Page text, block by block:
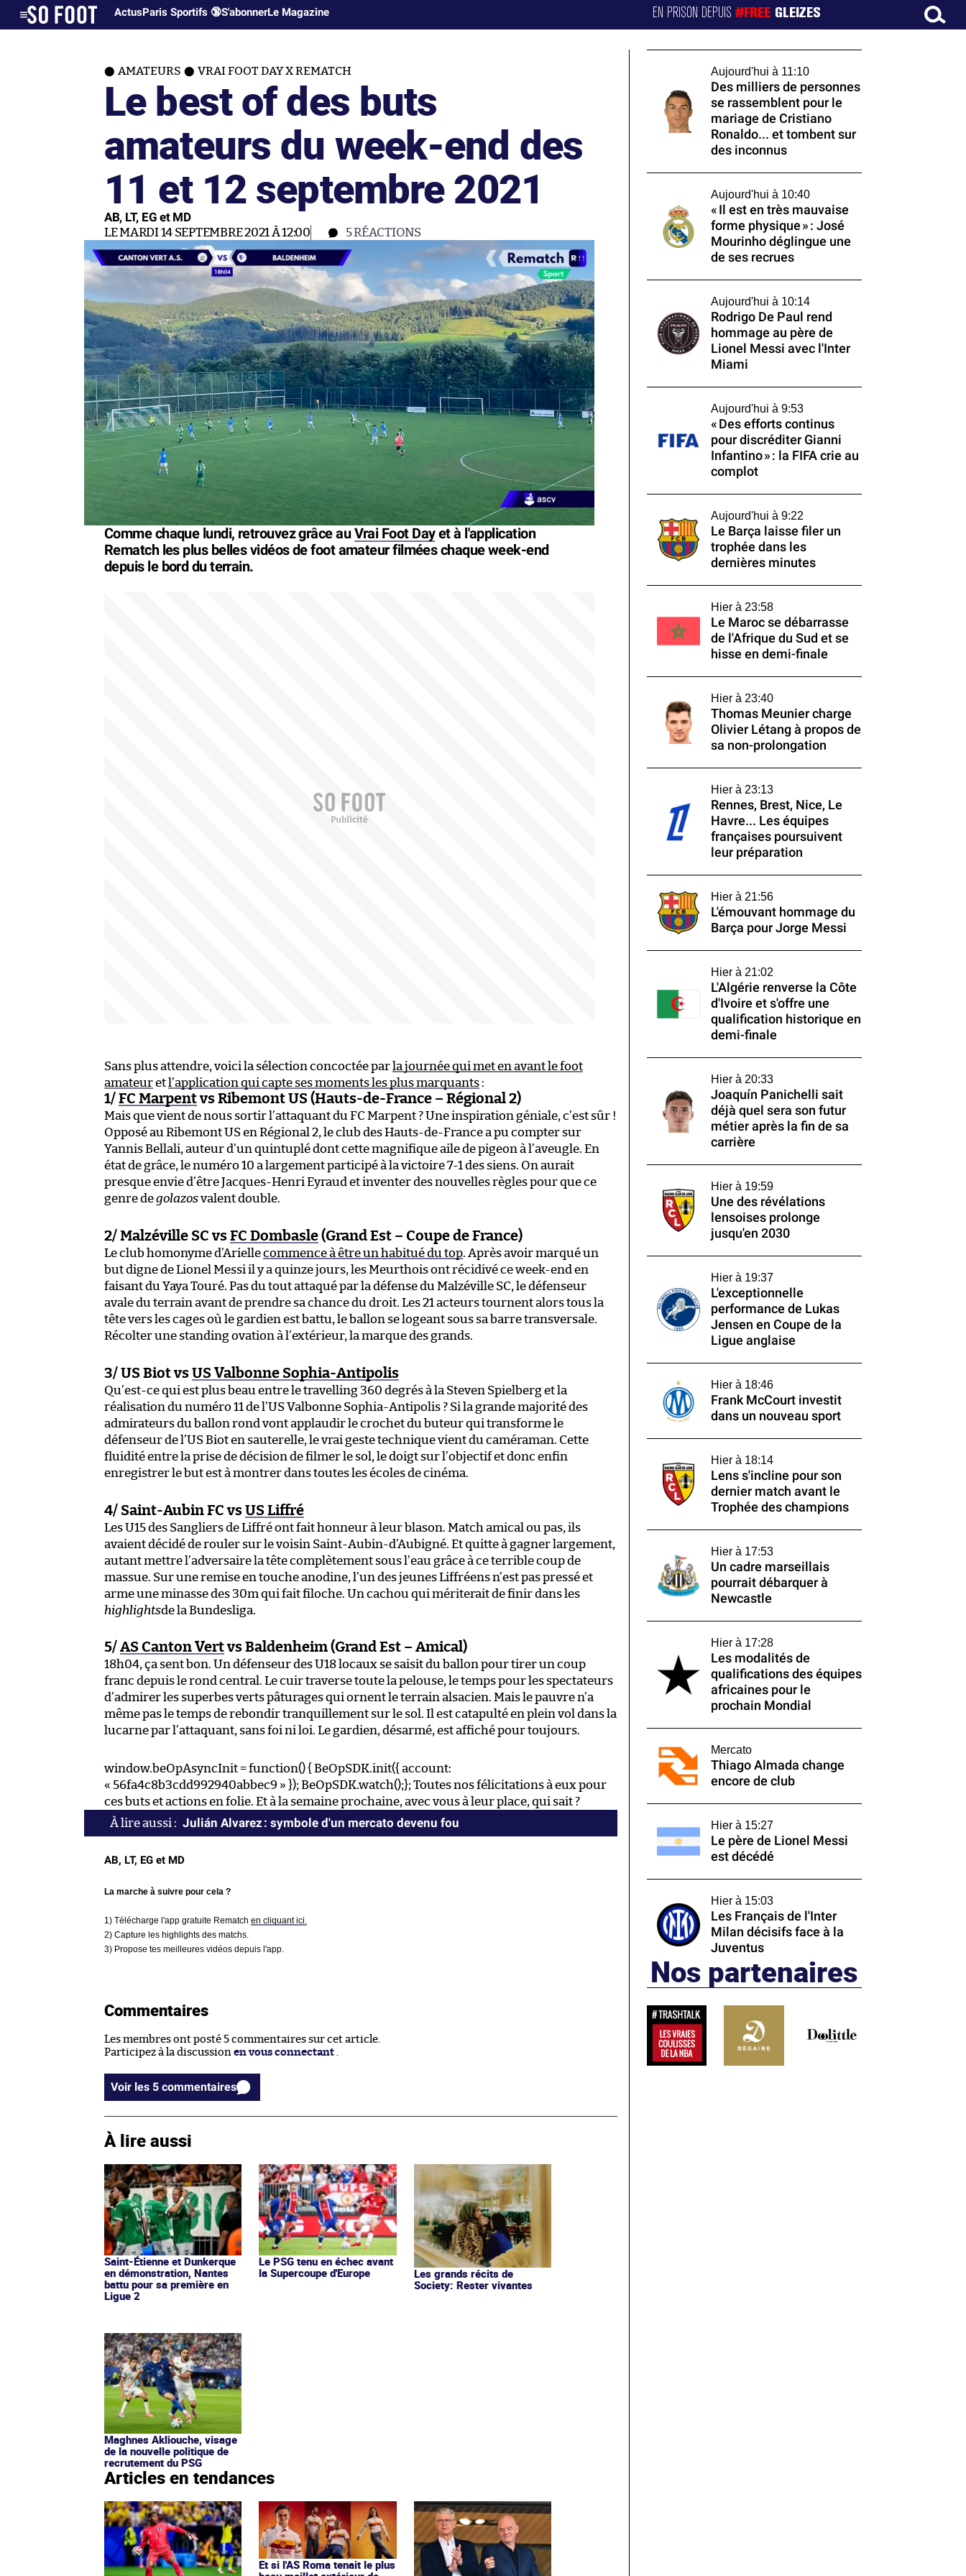
ActusParis Sportifs 🔞S'abonnerLe Magazine EN PRISON DEPUIS#FREE GLEIZES
AMATEURS VRAI FOOT DAY X REMATCH
Le best of des buts
amateurs du week-end des
11 et 12 septembre 2021
AB, LT, EG et MD
LE MARDI 14 SEPTEMBRE 2021 À 12:00 5RÉACTIONS
Comme chaque lundi, retrouvez grâce auVrai Foot Dayet à l'application
Rematch les plus belles vidéos de foot amateur filmées chaque week-end
depuis le bord du terrain.
Sans plus attendre, voici la sélection concoctée par la journée qui met en avant le foot
amateuret l’application qui capte ses moments les plus marquants :
1/ FC Marpent vs Ribemont US (Hauts-de-France – Régional 2)
Mais que vient de nous sortir l’attaquant du FC Marpent ? Une inspiration géniale, c’est sûr !
Opposé au Ribemont US en Régional 2, le club des Hauts-de-France a pu compter sur
Yannis Bellali, auteur d’un quintuplé dont cette magnifique aile de pigeon à l’aveugle. En
état de grâce, le numéro 10 a largement participé à la victoire 7-1 des siens. On aurait
presque envie d’être Jacques-Henri Eyraud et inventer des nouvelles règles pour que ce
genre degolazosvalent double.
2/ Malzéville SC vs FC Dombasle (Grand Est – Coupe de France)
Le club homonyme d’Ariellecommence à être un habitué du top. Après avoir marqué un
but digne de Lionel Messi il y a quinze jours, les Meurthois ont récidivé ce week-end en
faisant du Yaya Touré. Pas du tout attaqué par la défense du Malzéville SC, le défenseur
avale du terrain avant de prendre sa chance du droit. Les 21 acteurs tournent alors tous la
tête vers les cages où le gardien est battu, le ballon se logeant sous sa barre transversale.
Récolter une standing ovation à l’extérieur, la marque des grands.
3/ US Biot vs US Valbonne Sophia-Antipolis
Qu’est-ce qui est plus beau entre le travelling 360 degrés à la Steven Spielberg et la
réalisation du numéro 11 de l’US Valbonne Sophia-Antipolis ? Si la grande majorité des
admirateurs du ballon rond vont applaudir le crochet du buteur qui transforme le
défenseur de l’US Biot en sauterelle, le vrai geste technique vient du caméraman. Cette
fluidité entre la prise de décision de filmer le sol, le doigt sur l’objectif et donc enfin
enregistrer le but est à montrer dans toutes les écoles de cinéma.
4/ Saint-Aubin FC vs US Liffré
Les U15 des Sangliers de Liffré ont fait honneur à leur blason. Match amical ou pas, ils
avaient décidé de rouler sur le voisin Saint-Aubin-d’Aubigné. Et quitte à gagner largement,
autant mettre l’adversaire la tête complètement sous l’eau grâce à ce terrible coup de
massue. Sur une remise en touche anodine, l’un des jeunes Liffréens n’est pas pressé et
arme une minasse des 30m qui fait filoche. Un cachou qui mériterait de finir dans les
highlightsde la Bundesliga.
5/ AS Canton Vert vs Baldenheim (Grand Est – Amical)
18h04, ça sent bon. Un défenseur des U18 locaux se saisit du ballon pour tirer un coup
franc depuis le rond central. Le cuir traverse toute la pelouse, le temps pour les spectateurs
d’admirer les superbes verts pâturages qui ornent le terrain alsacien. Mais le pauvre n’a
même pas le temps de rebondir tranquillement sur le sol. Il est catapulté en plein vol dans la
lucarne par l’attaquant, sans foi ni loi. Le gardien, désarmé, est affiché pour toujours.
window.beOpAsyncInit = function() { BeOpSDK.init({ account:
« 56fa4c8b3cdd992940abbec9 » }); BeOpSDK.watch();}; Toutes nos félicitations à eux pour
ces buts et actions en folie. Et à la semaine prochaine, avec vous à leur place, qui sait ?
Julián Alvarez : symbole d'un mercato devenu fou
AB, LT, EG et MD
La marche à suivre pour cela ?
1) Télécharge l'app gratuite Rematch en cliquant ici.
2) Capture les highlights des matchs.
3) Propose tes meilleures vidéos depuis l'app.
Commentaires
Les membres ont posté 5 commentaires sur cet article.
Participez à la discussion en vous connectant .
Voir les 5 commentaires
À lire aussi
Saint-Étienne et Dunkerque
en démonstration, Nantes
battu pour sa première en
Ligue 2
Le PSG tenu en échec avant
la Supercoupe d'Europe
Les grands récits de
Society: Rester vivantes
Maghnes Akliouche, visage
de la nouvelle politique de
recrutement du PSG
Articles en tendances
Et si l'AS Roma tenait le plus
Aujourd'hui à 11:10
Des milliers de personnes
se rassemblent pour le
mariage de Cristiano
Ronaldo... et tombent sur
des inconnus
Aujourd'hui à 10:40
« Il est en très mauvaise
forme physique » : José
Mourinho déglingue une
de ses recrues
Aujourd'hui à 10:14
Rodrigo De Paul rend
hommage au père de
Lionel Messi avec l'Inter
Miami
Aujourd'hui à 9:53
« Des efforts continus
pour discréditer Gianni
Infantino » : la FIFA crie au
complot
Aujourd'hui à 9:22
Le Barça laisse filer un
trophée dans les
dernières minutes
Hier à 23:58
Le Maroc se débarrasse
de l'Afrique du Sud et se
hisse en demi-finale
Hier à 23:40
Thomas Meunier charge
Olivier Létang à propos de
sa non-prolongation
Hier à 23:13
Rennes, Brest, Nice, Le
Havre... Les équipes
françaises poursuivent
leur préparation
Hier à 21:56
L'émouvant hommage du
Barça pour Jorge Messi
Hier à 21:02
L'Algérie renverse la Côte
d'Ivoire et s'offre une
qualification historique en
demi-finale
Hier à 20:33
Joaquín Panichelli sait
déjà quel sera son futur
métier après la fin de sa
carrière
Hier à 19:59
Une des révélations
lensoises prolonge
jusqu'en 2030
Hier à 19:37
L'exceptionnelle
performance de Lukas
Jensen en Coupe de la
Ligue anglaise
Hier à 18:46
Frank McCourt investit
dans un nouveau sport
Hier à 18:14
Lens s'incline pour son
dernier match avant le
Trophée des champions
Hier à 17:53
Un cadre marseillais
pourrait débarquer à
Newcastle
Hier à 17:28
Les modalités de
qualifications des équipes
africaines pour le
prochain Mondial
Mercato
Thiago Almada change
encore de club
Hier à 15:27
Le père de Lionel Messi
est décédé
Hier à 15:03
Les Français de l'Inter
Milan décisifs face à la
Juventus
Nos partenaires